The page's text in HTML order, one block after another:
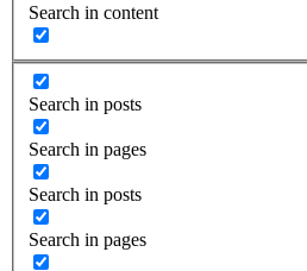
Search in content
Search in posts
Search in pages
Search in posts
Search in pages